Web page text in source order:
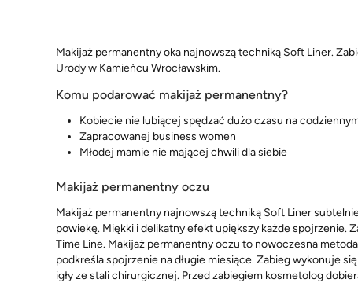
Makijaż permanentny oka najnowszą techniką Soft Liner.
Urody w Kamieńcu Wrocławskim.
Komu podarować makijaż permanentny?
Kobiecie nie lubiącej spędzać dużo czasu na
Zapracowanej business women
Młodej mamie nie mającej chwili dla siebie
Makijaż permanentny oczu
Makijaż permanentny najnowszą techniką Soft Liner
powiekę. Miękki i delikatny efekt upiększy każde spojrzenie.
Time Line. Makijaż permanentny oczu to nowoczesna
podkreśla spojrzenie na długie miesiące. Zabieg wykonuje
igły ze stali chirurgicznej. Przed zabiegiem kosmetolog